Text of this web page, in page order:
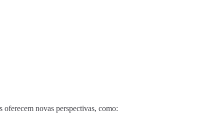
novas perspectivas, como: